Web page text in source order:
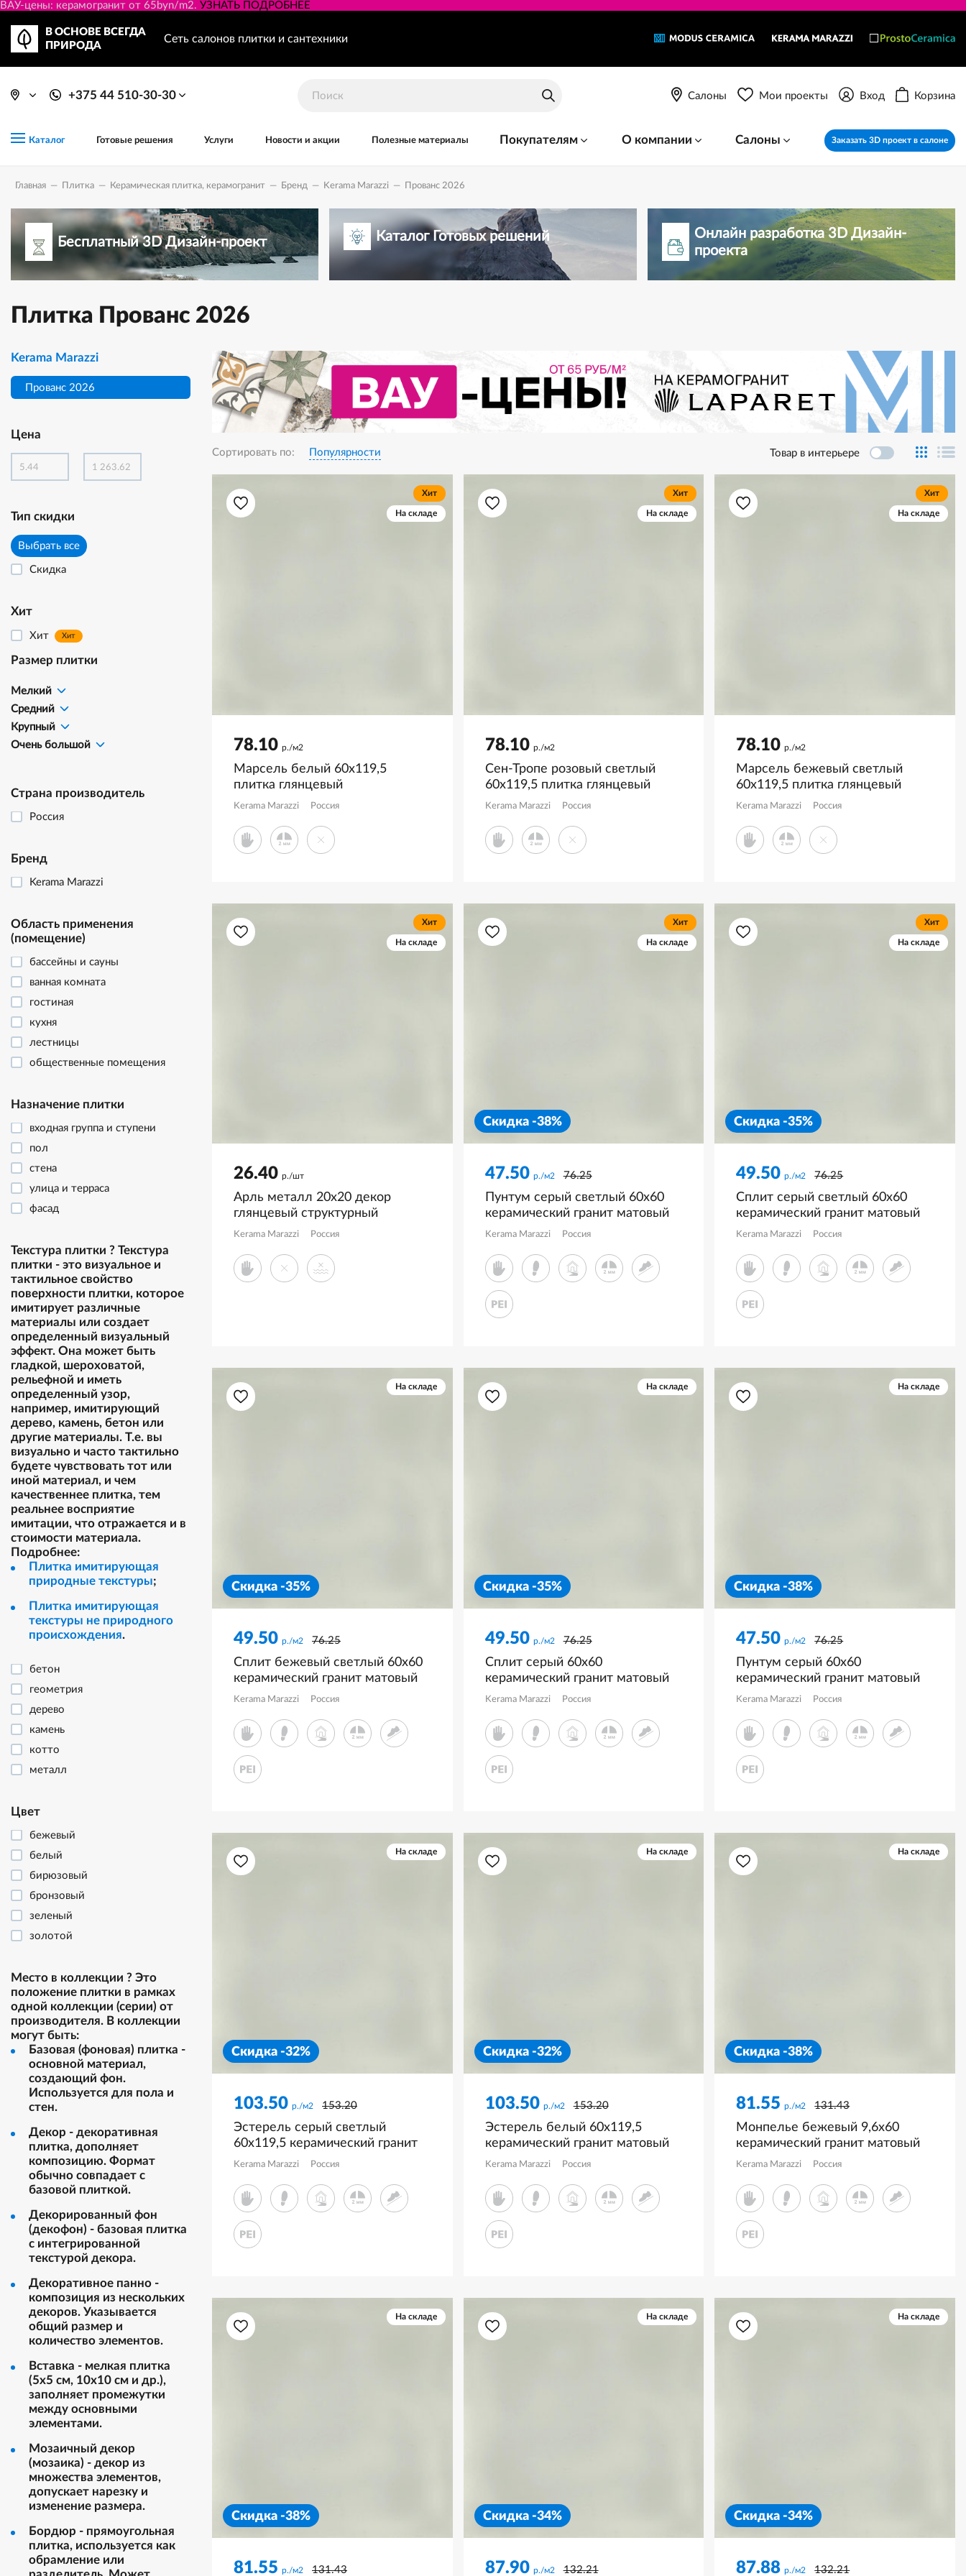
ВАУ-цены: керамогранит от 65byn/m2. УЗНАТЬ ПОДРОБНЕЕ
В ОСНОВЕ ВСЕГДА
ПРИРОДА
Сеть салонов плитки и сантехники
+375 44 510-30-30 Салоны Мои проекты Вход Корзина
Каталог Готовые решения Услуги Новости и акции Полезные материалы Покупателям О компании Салоны Заказать 3D проект в салоне
Главная — Плитка — Керамическая плитка, керамогранит — Бренд — Kerama Marazzi — Прованс 2026
Бесплатный 3D Дизайн-проект Каталог Готовых решений
Онлайн разработка 3D Дизайн-
проекта
Плитка Прованс 2026
Kerama Marazzi
Прованс 2026
Цена
Тип скидки
Выбрать все
Скидка
Хит
Хит Хит
Размер плитки
Мелкий
Средний
Крупный
Очень большой
Страна производитель
Россия
Бренд
Kerama Marazzi
Область применения
(помещение)
бассейны и сауны
ванная комната
гостиная
кухня
лестницы
общественные помещения
террасы и улица
Назначение плитки
входная группа и ступени
пол
стена
улица и терраса
фасад
Текстура плитки ? Текстура
плитки - это визуальное и
тактильное свойство
поверхности плитки, которое
имитирует различные
материалы или создает
определенный визуальный
эффект. Она может быть
гладкой, шероховатой,
рельефной и иметь
определенный узор,
например, имитирующий
дерево, камень, бетон или
другие материалы. Т.е. вы
визуально и часто тактильно
будете чувствовать тот или
иной материал, и чем
качественнее плитка, тем
реальнее восприятие
имитации, что отражается и в
стоимости материала.
Подробнее:
Плитка имитирующая
природные текстуры;
Плитка имитирующая
текстуры не природного
происхождения.
бетон
геометрия
дерево
камень
котто
металл
мрамор
оникс
рисунок
терраццо
травертин
флора
Цвет
бежевый
белый
бирюзовый
бронзовый
зеленый
золотой
медный
многоцветный
оранжевый
розовый
серый
синий
черный
Место в коллекции ? Это
положение плитки в рамках
одной коллекции (серии) от
производителя. В коллекции
могут быть:
Базовая (фоновая) плитка -
основной материал,
создающий фон.
Используется для пола и
стен.
Декор - декоративная
плитка, дополняет
композицию. Формат
обычно совпадает с
базовой плиткой.
Декорированный фон
(декофон) - базовая плитка
с интегрированной
текстурой декора.
Декоративное панно -
композиция из нескольких
декоров. Указывается
общий размер и
количество элементов.
Вставка - мелкая плитка
(5х5 см, 10х10 см и др.),
заполняет промежутки
между основными
элементами.
Мозаичный декор
(мозаика) - декор из
множества элементов,
допускает нарезку и
изменение размера.
Бордюр - прямоугольная
плитка, используется как
обрамление или
Сортировать по: Популярности Товар в интерьере
Хит
На складе
78.10 р./м2
Марсель белый 60x119,5
плитка глянцевый
KM6012B0280R
Kerama Marazzi Россия
Хит
На складе
78.10 р./м2
Сен-Тропе розовый светлый
60x119,5 плитка глянцевый
KM6012B0350R
Kerama Marazzi Россия
Хит
На складе
78.10 р./м2
Марсель бежевый светлый
60x119,5 плитка глянцевый
KM6012B0320R
Kerama Marazzi Россия
Хит
На складе
26.40 р./шт
Арль металл 20x20 декор
глянцевый структурный
KMD2OBE003BR
Kerama Marazzi Россия
Хит
На складе
Скидка -38%
47.50 р./м2 76.25
Пунтум серый светлый 60x60
керамический гранит матовый
KM6060G1191R8
Kerama Marazzi Россия
Хит
На складе
Скидка -35%
49.50 р./м2 76.25
Сплит серый светлый 60x60
керамический гранит матовый
KM6060G1231R8
Kerama Marazzi Россия
На складе
Скидка -35%
49.50 р./м2 76.25
Сплит бежевый светлый 60x60
керамический гранит матовый
KM6060G1251R8
Kerama Marazzi Россия
На складе
Скидка -35%
49.50 р./м2 76.25
Сплит серый 60x60
керамический гранит матовый
KM6060G1241R8
Kerama Marazzi Россия
На складе
Скидка -38%
47.50 р./м2 76.25
Пунтум серый 60x60
керамический гранит матовый
KM6060G1211R8
Kerama Marazzi Россия
На складе
Скидка -32%
103.50 р./м2 153.20
Эстерель серый светлый
60x119,5 керамический гранит
матовый KM6012G0811R
Kerama Marazzi Россия
На складе
Скидка -32%
103.50 р./м2 153.20
Эстерель белый 60x119,5
керамический гранит матовый
KM6012G0781R
Kerama Marazzi Россия
На складе
Скидка -38%
81.55 р./м2 131.43
Монпелье бежевый 9,6x60
керамический гранит матовый
KM1060G0031R
Kerama Marazzi Россия
На складе
Скидка -38%
81.55 р./м2 131.43
На складе
Скидка -34%
87.90 р./м2 132.21
На складе
Скидка -34%
87.88 р./м2 132.21